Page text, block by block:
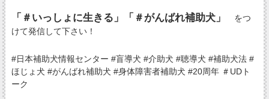
「＃いっしょに生きる」「＃がんばれ補助犬」
をつ
けて発信して下さい！
#日本補助犬情報センター #盲導犬 #介助犬 #聴導犬 #補助犬法 #
ほじょ犬 #がんばれ補助犬 #身体障害者補助犬 #20周年 ＃UDト
ーク